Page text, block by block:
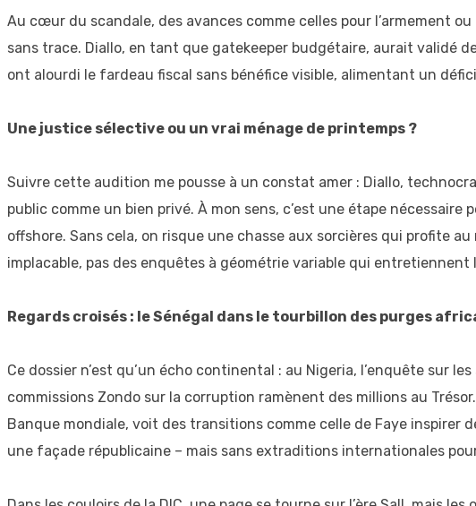
Au cœur du scandale, des avances comme celles pour l’armement
sans trace. Diallo, en tant que gatekeeper budgétaire, aurait validé
ont alourdi le fardeau fiscal sans bénéfice visible, alimentant un
Une justice sélective ou un vrai ménage de printemps ?
Suivre cette audition me pousse à un constat amer : Diallo,
public comme un bien privé. À mon sens, c’est une étape
offshore. Sans cela, on risque une chasse aux sorcières qui profite
implacable, pas des enquêtes à géométrie variable qui entretiennent
Regards croisés : le Sénégal dans le tourbillon des purges
Ce dossier n’est qu’un écho continental : au Nigeria, l’enquête sur
commissions Zondo sur la corruption ramènent des millions au
Banque mondiale, voit des transitions comme celle de Faye inspirer
une façade républicaine – mais sans extraditions internationales